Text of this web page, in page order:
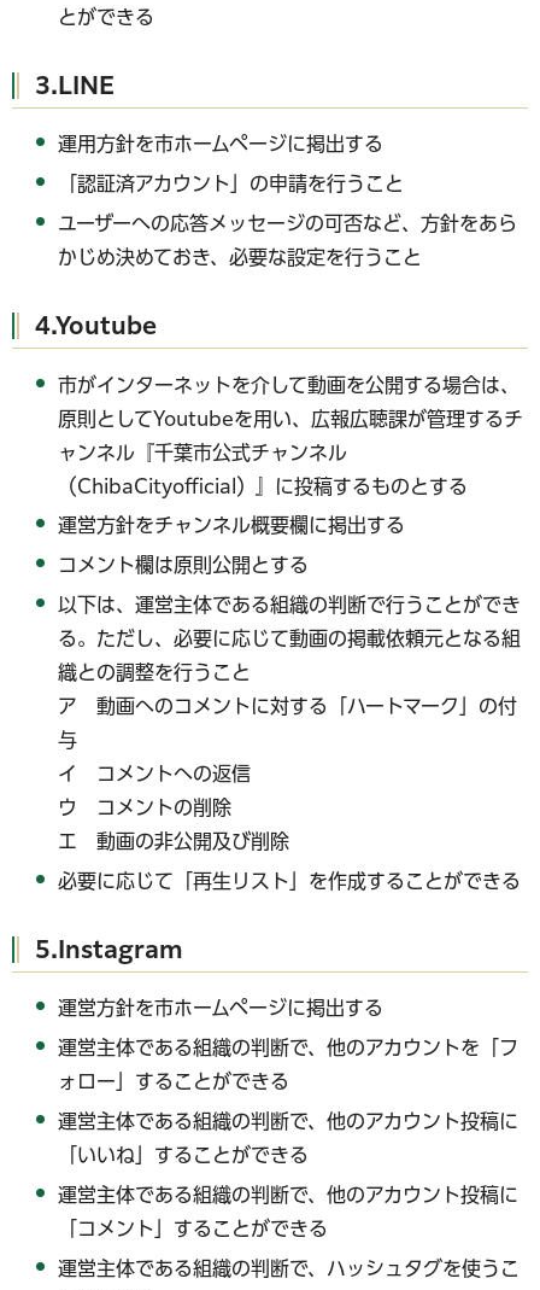
とができる
3.LINE
運用方針を市ホームページに掲出する
「認証済アカウント」の申請を行うこと
ユーザーへの応答メッセージの可否など、方針をあら
かじめ決めておき、必要な設定を行うこと
4.Youtube
市がインターネットを介して動画を公開する場合は、
原則としてYoutubeを用い、広報広聴課が管理するチ
ャンネル『千葉市公式チャンネル
（ChibaCityofficial）』に投稿するものとする
運営方針をチャンネル概要欄に掲出する
コメント欄は原則公開とする
以下は、運営主体である組織の判断で行うことができ
る。ただし、必要に応じて動画の掲載依頼元となる組
織との調整を行うこと
ア 動画へのコメントに対する「ハートマーク」の付
与
イ コメントへの返信
ウ コメントの削除
エ 動画の非公開及び削除
必要に応じて「再生リスト」を作成することができる
5.Instagram
運営方針を市ホームページに掲出する
運営主体である組織の判断で、他のアカウントを「フ
ォロー」することができる
運営主体である組織の判断で、他のアカウント投稿に
「いいね」することができる
運営主体である組織の判断で、他のアカウント投稿に
「コメント」することができる
運営主体である組織の判断で、ハッシュタグを使うこ